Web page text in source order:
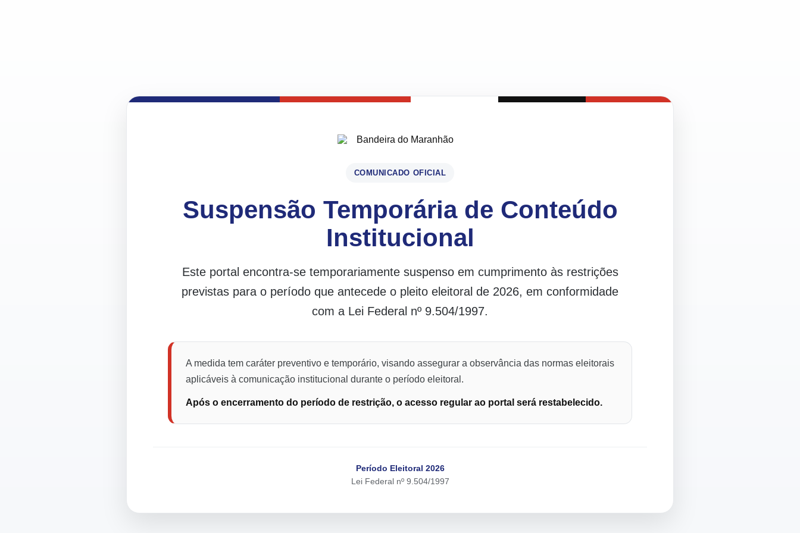
COMUNICADO OFICIAL
Suspensão Temporária de Conteúdo
Institucional
Este portal encontra-se temporariamente suspenso em cumprimento às restrições
previstas para o período que antecede o pleito eleitoral de 2026, em conformidade
com a Lei Federal nº 9.504/1997.
A medida tem caráter preventivo e temporário, visando assegurar a observância das normas eleitorais
aplicáveis à comunicação institucional durante o período eleitoral.
Após o encerramento do período de restrição, o acesso regular ao portal será restabelecido.
Período Eleitoral 2026
Lei Federal nº 9.504/1997